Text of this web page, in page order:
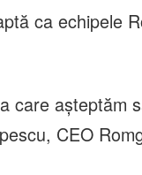
ca echipele
care aşteptăm
CEO